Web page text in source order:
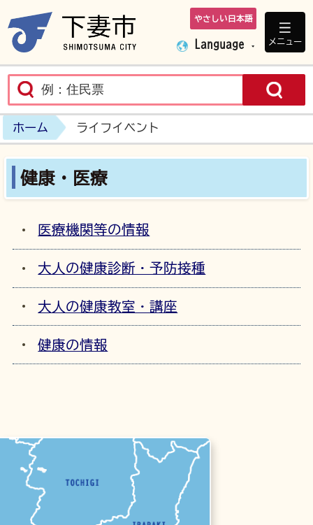
下妻市ホームペ
やさしい日本語
Language メニュー
ホーム ライフイベント
健康・医療
医療機関等の情報
大人の健康診断・予防接種
大人の健康教室・講座
健康の情報